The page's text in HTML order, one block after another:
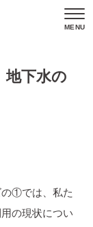
MENU
下水の
の①では、私た
の現状につい